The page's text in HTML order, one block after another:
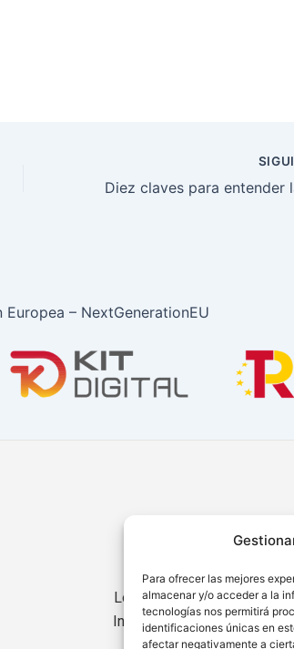
Para ofrecer las mejores
almacenar y/o acceder a la
tecnologías nos permitirá
identificaciones únicas en
afectar negativamente a
– NextGenerationEU
Noticias
Localización
Internacional